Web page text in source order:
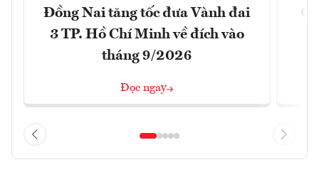
Đồng Nai tăng tốc đưa Vành đai
3 TP. Hồ Chí Minh về đích vào
tháng 9/2026
Đọc ngay